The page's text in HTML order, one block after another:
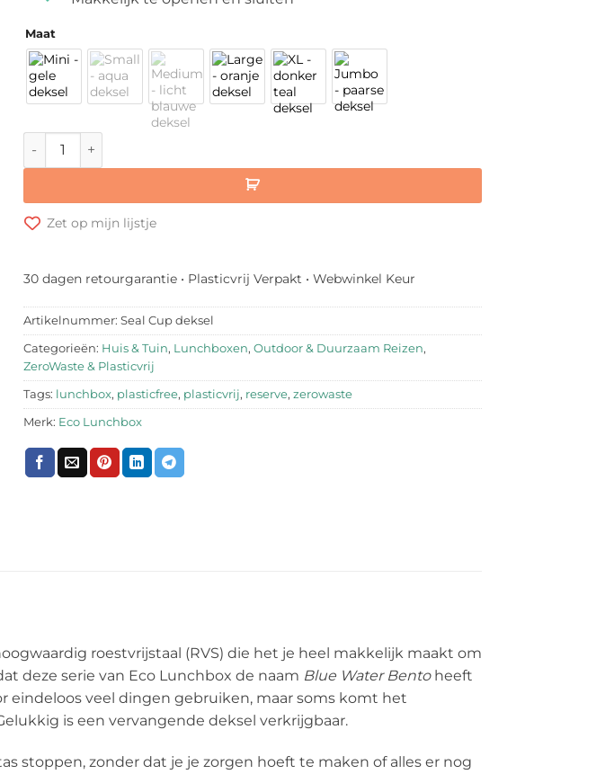
Maat
Seal Cup - Vervangende deksel aantal
Zet op mijn lijstje
30 dagen retourgarantie • Plasticvrij Verpakt • Webwinkel Keur
Artikelnummer: Seal Cup deksel
Categorieën: Huis & Tuin, Lunchboxen, Outdoor & Duurzaam Reizen,
ZeroWaste & Plasticvrij
Tags: lunchbox, plasticfree, plasticvrij, reserve, zerowaste
Merk: Eco Lunchbox
roestvrijstaal (RVS) die het je heel makkelijk maakt om
deze serie van Eco Lunchbox de naam Blue Water Bentoheeft
eindeloos veel dingen gebruiken, maar soms komt het
is een vervangende deksel verkrijgbaar.
stoppen, zonder dat je je zorgen hoeft te maken of alles er nog